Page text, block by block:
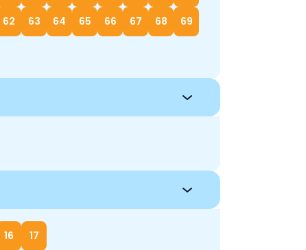
62 63 64 65 66 67 68 69
16 17